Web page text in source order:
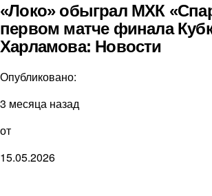
«Локо» обыграл МХК
первом матче финала
Харламова: Новости
Опубликовано:
3 месяца назад
от
15.05.2026